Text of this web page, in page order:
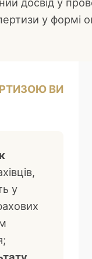
у формі
ВИ
у